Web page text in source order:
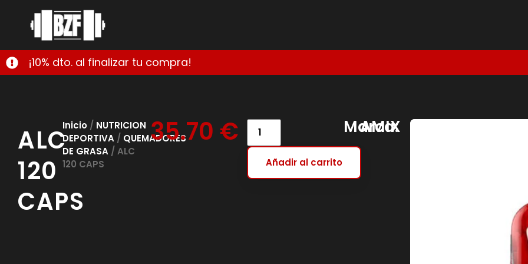
¡10% dto. al finalizar tu compra!
ALC
120
CAPS
Inicio / NUTRICION
DEPORTIVA / QUEMADORES
DE GRASA / ALC
120 CAPS
35.70 €
Añadir al carrito
Marca:
AMIX